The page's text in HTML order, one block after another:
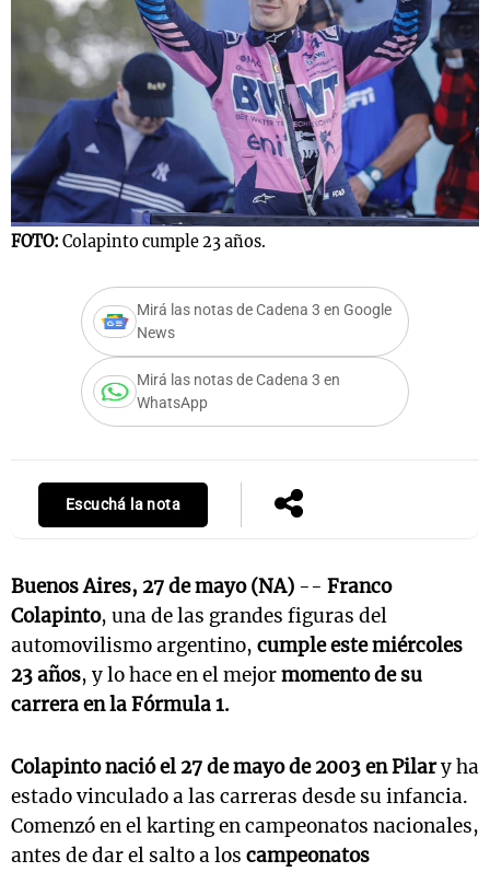
FOTO: Colapinto cumple 23 años.
Mirá las notas de Cadena 3 en Google
News
Mirá las notas de Cadena 3 en
WhatsApp
Escuchá la nota
Buenos Aires, 27 de mayo (NA) -- Franco
Colapinto, una de las grandes figuras del
automovilismo argentino, cumple este miércoles
23 años, y lo hace en el mejormomento de su
carrera en la Fórmula 1.
Colapinto nació el 27 de mayo de 2003 en Pilary ha
estado vinculado a las carreras desde su infancia.
Comenzó en el karting en campeonatos nacionales,
antes de dar el salto a los campeonatos